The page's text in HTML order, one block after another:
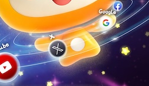
油管加速器
回锅肉加速器
速器 快橙加速器
ins加速器